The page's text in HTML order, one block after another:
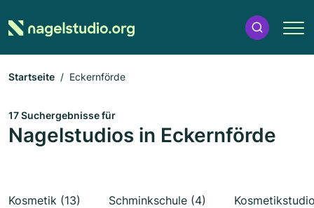
Startseite Eckernförde
17 Suchergebnisse für
Nagelstudios in Eckernförde
Kosmetik (13) Schminkschule (4)